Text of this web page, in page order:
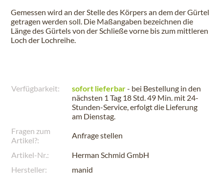
Gemessen wird an der Stelle des Körpers an dem der Gürtel
getragen werden soll. Die Maßangaben bezeichnen die
Länge des Gürtels von der Schließe vorne bis zum mittleren
Loch der Lochreihe.
Verfügbarkeit: sofort lieferbar- bei Bestellung in den
nächsten 1 Tag 18 Std. 49 Min. mit 24-
Stunden-Service, erfolgt die Lieferung
am Dienstag.
Fragen zum
Artikel?:
Anfrage stellen
Artikel-Nr.:
Herman Schmid GmbH
Hersteller:
manid